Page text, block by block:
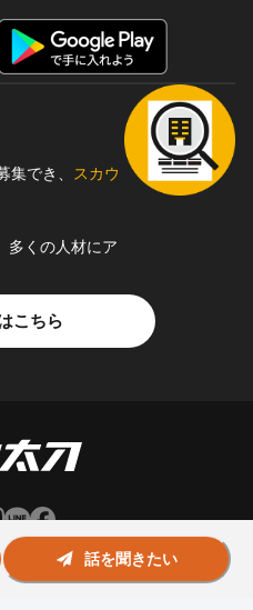
話を聞きたい
集でき、
スカウ
多くの人材にア
こちら
に掲載をお考えの企業様
利用規約 運営会社